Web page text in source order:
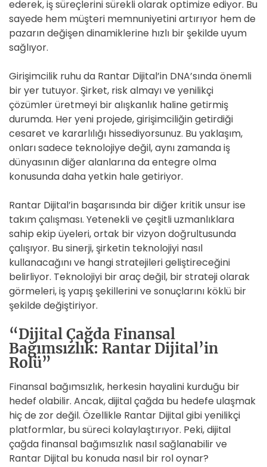
ederek, iş süreçlerini sürekli olarak optimize ediyor. Bu
sayede hem müşteri memnuniyetini artırıyor hem de
pazarın değişen dinamiklerine hızlı bir şekilde uyum
sağlıyor.
Girişimcilik ruhu da Rantar Dijital’in DNA’sında önemli
bir yer tutuyor. Şirket, risk almayı ve yenilikçi
çözümler üretmeyi bir alışkanlık haline getirmiş
durumda. Her yeni projede, girişimciliğin getirdiği
cesaret ve kararlılığı hissediyorsunuz. Bu yaklaşım,
onları sadece teknolojiye değil, aynı zamanda iş
dünyasının diğer alanlarına da entegre olma
konusunda daha yetkin hale getiriyor.
Rantar Dijital’in başarısında bir diğer kritik unsur ise
takım çalışması. Yetenekli ve çeşitli uzmanlıklara
sahip ekip üyeleri, ortak bir vizyon doğrultusunda
çalışıyor. Bu sinerji, şirketin teknolojiyi nasıl
kullanacağını ve hangi stratejileri geliştireceğini
belirliyor. Teknolojiyi bir araç değil, bir strateji olarak
görmeleri, iş yapış şekillerini ve sonuçlarını köklü bir
şekilde değiştiriyor.
“Dijital Çağda Finansal
Bağımsızlık: Rantar Dijital’in
Rolü”
Finansal bağımsızlık, herkesin hayalini kurduğu bir
hedef olabilir. Ancak, dijital çağda bu hedefe ulaşmak
hiç de zor değil. Özellikle Rantar Dijital gibi yenilikçi
platformlar, bu süreci kolaylaştırıyor. Peki, dijital
çağda finansal bağımsızlık nasıl sağlanabilir ve
Rantar Dijital bu konuda nasıl bir rol oynar?